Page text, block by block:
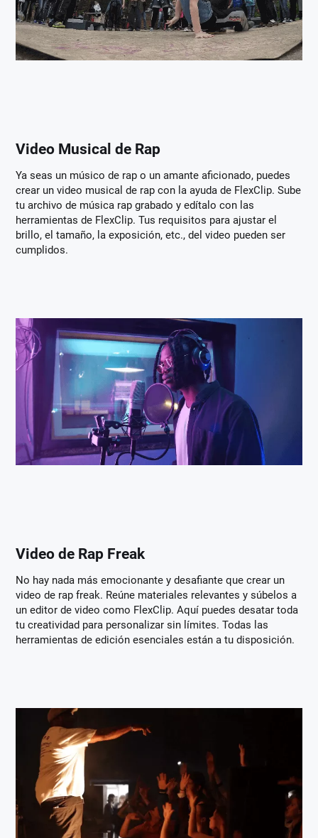
Video Musical de Rap
Ya seas un músico de rap o un amante aficionado, puedes
crear un video musical de rap con la ayuda de FlexClip. Sube
tu archivo de música rap grabado y edítalo con las
herramientas de FlexClip. Tus requisitos para ajustar el
brillo, el tamaño, la exposición, etc., del video pueden ser
cumplidos.
Video de Rap Freak
No hay nada más emocionante y desafiante que crear un
video de rap freak. Reúne materiales relevantes y súbelos a
un editor de video como FlexClip. Aquí puedes desatar toda
tu creatividad para personalizar sin límites. Todas las
herramientas de edición esenciales están a tu disposición.